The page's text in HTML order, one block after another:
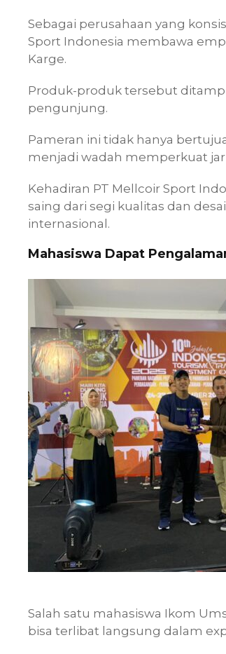
Sebagai perusahaan yang
Sport Indonesia membawa
Karge.
Produk-produk tersebut
pengunjung.
Pameran ini tidak hanya
menjadi wadah memperkuat
Kehadiran PT Mellcoir Sport
saing dari segi kualitas dan
internasional.
Mahasiswa Dapat
Salah satu mahasiswa Ikom
bisa terlibat langsung dalam